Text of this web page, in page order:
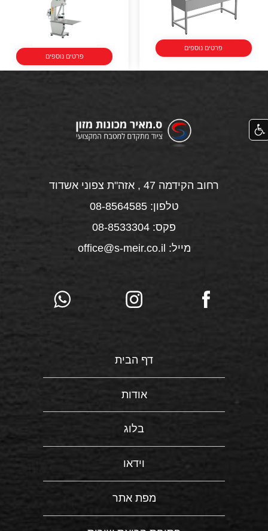
פרטים נוספים
פרטים נוספים
רחוב הקידמה 47 , אזה"ת צפוני אשדוד
טלפון: 08-8564585
פקס: 08-8533304
מייל: office@s-meir.co.il
דף הבית
אודות
בלוג
וידאו
מפת אתר